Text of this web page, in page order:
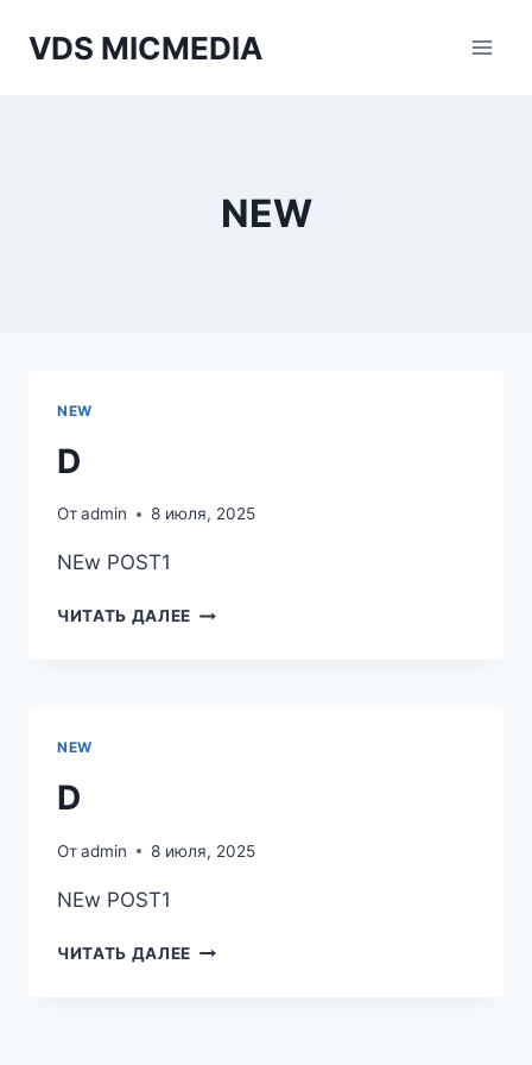
VDS MICMEDIA
NEW
NEW
D
Отadmin 8 июля, 2025
NEw POST1
ЧИТАТЬ ДАЛЕЕ D
NEW
D
Отadmin 8 июля, 2025
NEw POST1
ЧИТАТЬ ДАЛЕЕ